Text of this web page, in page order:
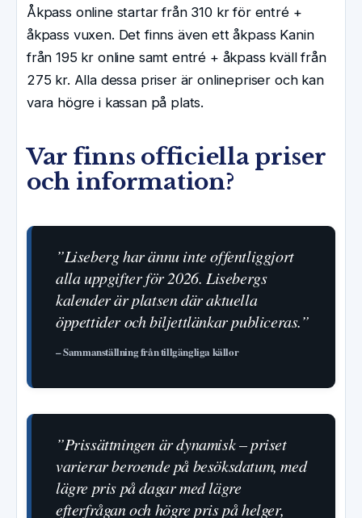
Åkpass online startar från 310 kr för entré +
åkpass vuxen. Det finns även ett åkpass Kanin
från 195 kr online samt entré + åkpass kväll från
275 kr. Alla dessa priser är onlinepriser och kan
vara högre i kassan på plats.
Var finns officiella priser
och information?
”Liseberg har ännu inte offentliggjort
alla uppgifter för 2026. Lisebergs
kalender är platsen där aktuella
öppettider och biljettlänkar publiceras.”
– Sammanställning från tillgängliga källor
”Prissättningen är dynamisk – priset
varierar beroende på besöksdatum, med
lägre pris på dagar med lägre
efterfrågan och högre pris på helger,